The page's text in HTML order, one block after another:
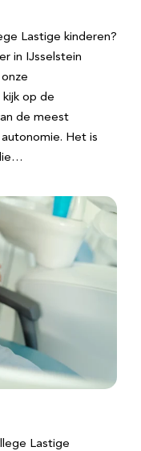
Lastige kinderen?
in IJsselstein
op de
de meest
Het is
Lastige